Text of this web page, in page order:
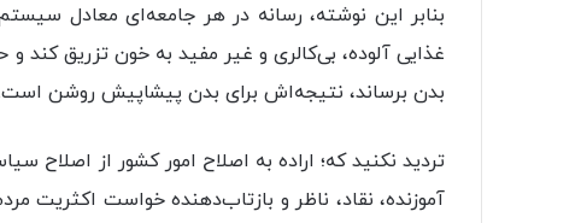
بنابر این نوشته، رسانه در هر جامعه‌ای معادل
غذایی آلوده، بی‌کالری و غیر مفید به خون تزریق کند
بدن برساند، نتیجه‌اش برای بدن پیشاپیش روشن
تردید نکنید که؛ اراده به اصلاح امور کشور از
آموزنده، نقاد، ناظر و بازتاب‌دهنده خواست اکثریت